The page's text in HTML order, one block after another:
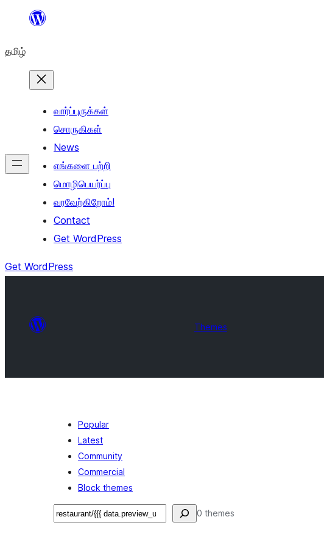
உள்ளடக்கத்திற்கு
தமிழ்
வார்ப்புருக்கள்
சொருகிகள்
News
எங்களை பற்றி
மொழிபெயர்ப்பு
வரவேற்கிறோம்!
Contact
Get WordPress
Get WordPress
Themes
Popular
Latest
Community
Commercial
Block themes
தேடுக 0 themes